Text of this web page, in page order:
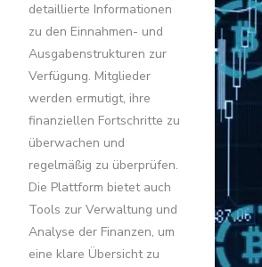
detaillierte Informationen
zu den Einnahmen- und
Ausgabenstrukturen zur
Verfügung. Mitglieder
werden ermutigt, ihre
finanziellen Fortschritte zu
überwachen und
regelmäßig zu überprüfen.
Die Plattform bietet auch
Tools zur Verwaltung und
Analyse der Finanzen, um
eine klare Übersicht zu